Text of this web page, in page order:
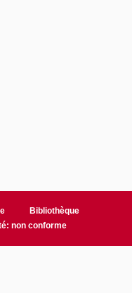
Bibliothèque
non conforme